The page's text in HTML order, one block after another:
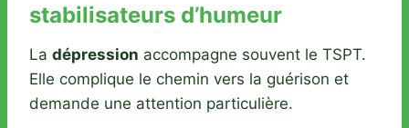
stabilisateurs d’humeur
La dépression accompagne souvent le TSPT.
Elle complique le chemin vers la guérison et
demande une attention particulière.